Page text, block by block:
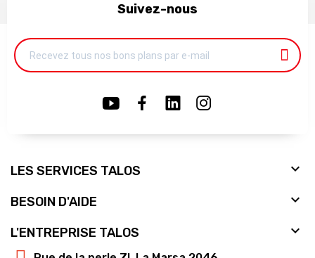
Suivez-nous
LES SERVICES TALOS 
BESOIN D'AIDE 
L'ENTREPRISE TALOS 